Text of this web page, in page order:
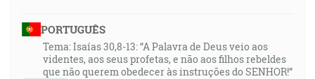
PORTUGUÊS
Tema: Isaías 30,8-13: “A Palavra de Deus veio aos
videntes, aos seus profetas, e não aos filhos rebeldes
que não querem obedecer às instruções do SENHOR!”